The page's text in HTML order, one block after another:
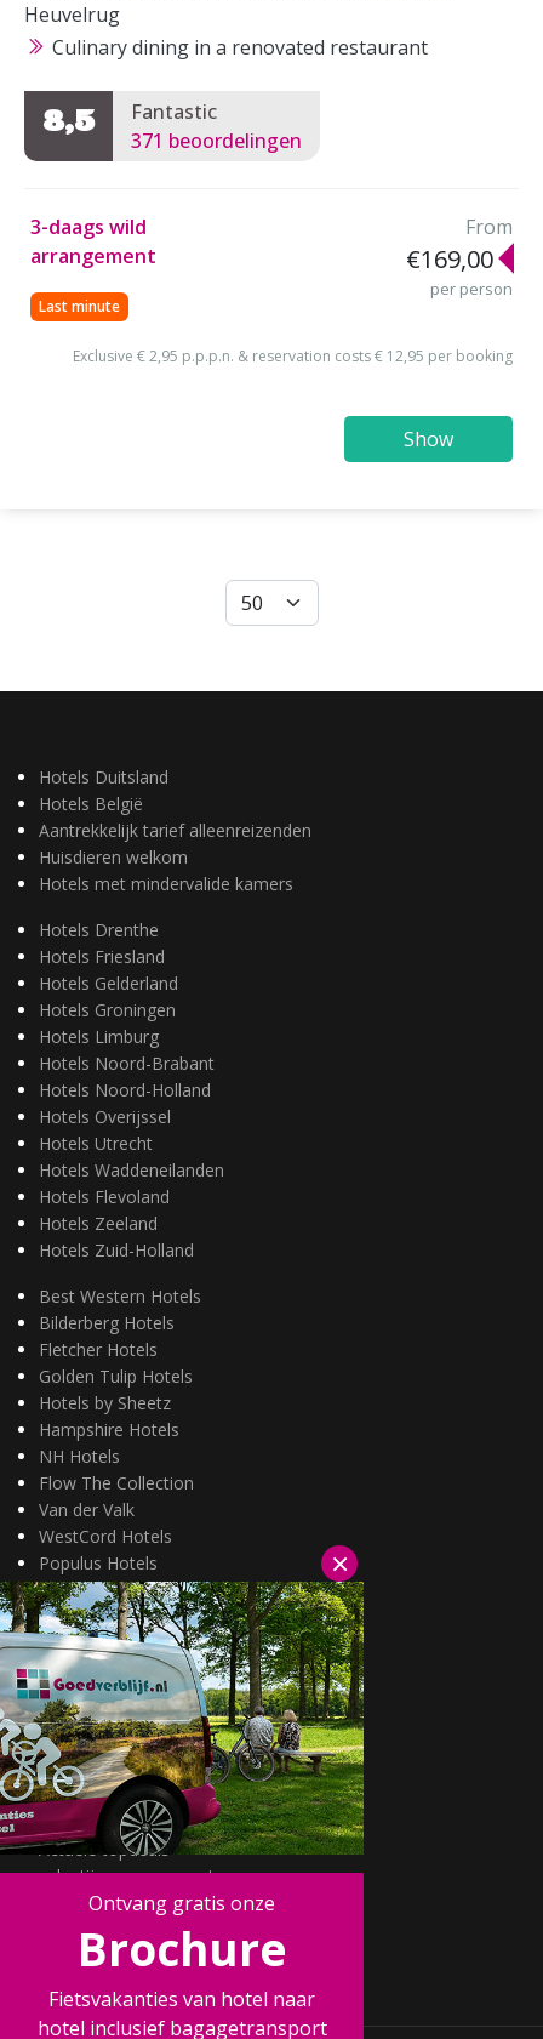
Heuvelrug
Culinary dining in a renovated restaurant
8,5
Fantastic
371 beoordelingen
3-daags wild
arrangement
Last minute
From
€169,00
per person
Exclusive € 2,95 p.p.p.n. & reservation costs € 12,95 per booking
Show
Hotels Duitsland
Hotels België
Aantrekkelijk tarief alleenreizenden
Huisdieren welkom
Hotels met mindervalide kamers
Hotels Drenthe
Hotels Friesland
Hotels Gelderland
Hotels Groningen
Hotels Limburg
Hotels Noord-Brabant
Hotels Noord-Holland
Hotels Overijssel
Hotels Utrecht
Hotels Waddeneilanden
Hotels Flevoland
Hotels Zeeland
Hotels Zuid-Holland
Best Western Hotels
Bilderberg Hotels
Fletcher Hotels
Golden Tulip Hotels
Hotels by Sheetz
Hampshire Hotels
NH Hotels
Flow The Collection
Van der Valk
WestCord Hotels
Populus Hotels
Wellness arrangementen
3=2 aanbiedingen
Fietsarrangementen
Kerstarrangementen
Halfpension arrangementen
Oud & nieuw arrangementen
Fietsen van hotel naar hotel
Wandelen van hotel naar hotel
Wildarrangementen
Actuele topdeals
valentijnsarrangement
Kerstmarkten
Fietsvakanties
Wandelvakanties
×
Ontvang gratis onze
Brochure
Fietsvakanties van hotel naar
hotel inclusief bagagetransport